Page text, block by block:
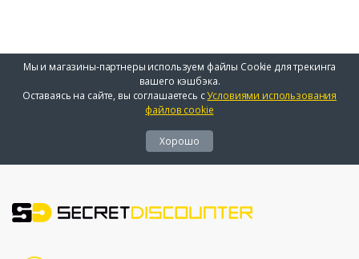
Мы и магазины-партнеры используем файлы Cookie для трекинга
вашего кэшбэка.
Оставаясь на сайте, вы соглашаетесь сУсловиями использования
файлов cookie
Хорошо